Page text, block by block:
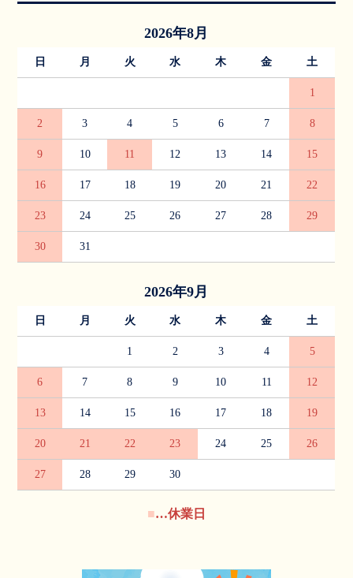
2026年8月
日 月 火 水 木 金 土
1
2 3 4 5 6 7 8
9 10 11 12 13 14 15
16 17 18 19 20 21 22
23 24 25 26 27 28 29
30 31
2026年9月
日 月 火 水 木 金 土
1 2 3 4 5
6 7 8 9 10 11 12
13 14 15 16 17 18 19
20 21 22 23 24 25 26
27 28 29 30
■…休業日